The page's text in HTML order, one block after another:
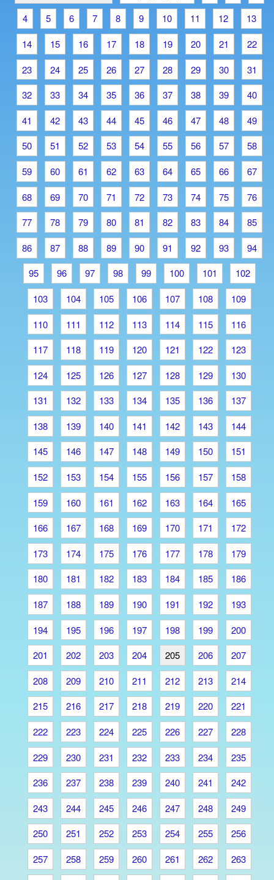
4
5 6 7 8 9 10 11 12
13
14
15 16 17 18 19 20 21
22
23
24 25 26 27 28 29 30
31
32
33 34 35 36 37 38 39
40
41
42 43 44 45 46 47 48
49
50
51 52 53 54 55 56 57
58
59
60 61 62 63 64 65 66
67
68
69 70 71 72 73 74 75
76
77
78 79 80 81 82 83 84
85
86
87 88 89 90 91 92 93
94
95
96 97 98 99 100 101
102
103
104 105 106 107 108
109
110
111 112 113 114 115
116
117
118 119 120 121 122
123
124
125 126 127 128 129
130
131
132 133 134 135 136
137
138
139 140 141 142 143
144
145
146 147 148 149 150
151
152
153 154 155 156 157
158
159
160 161 162 163 164
165
166
167 168 169 170 171
172
173
174 175 176 177 178
179
180
181 182 183 184 185
186
187
188 189 190 191 192
193
194
195 196 197 198 199
200
201
202 203 204 205 206
207
208
209 210 211 212 213
214
215
216 217 218 219 220
221
222
223 224 225 226 227
228
229
230 231 232 233 234
235
236
237 238 239 240 241
242
243
244 245 246 247 248
249
250
251 252 253 254 255
256
257
258 259 260 261 262
263